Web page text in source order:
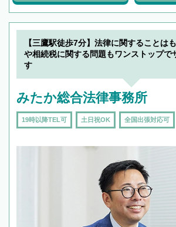
【三鷹駅徒歩7分】法律に関することは
や相続税に関する問題もワンストップで
す
みたか総合法律事務所
19時以降TEL可 土日祝OK 全国出張対応可